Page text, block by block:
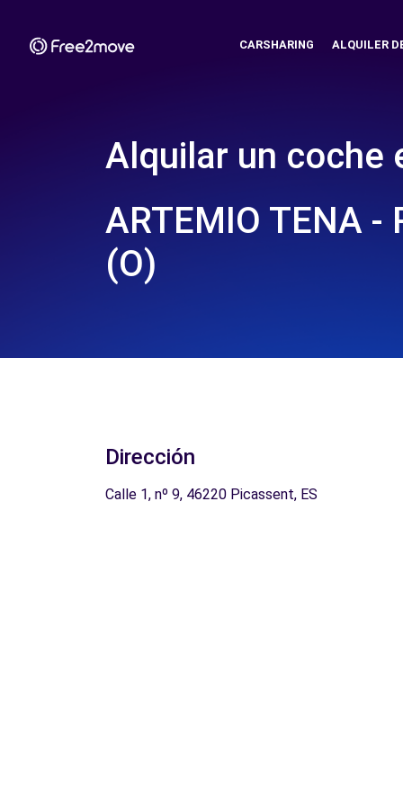
CARSHARING ALQUILER
Alquilar un coche
ARTEMIO TENA -
(O)
Dirección
Calle 1, nº 9, 46220 Picassent, ES